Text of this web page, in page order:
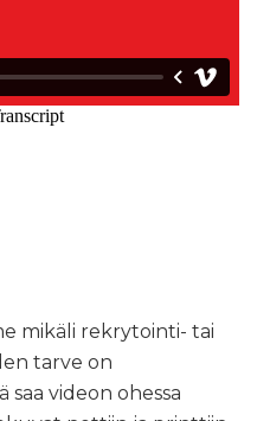
mikäli rekrytointi- tai
tarve on
saa videon ohessa